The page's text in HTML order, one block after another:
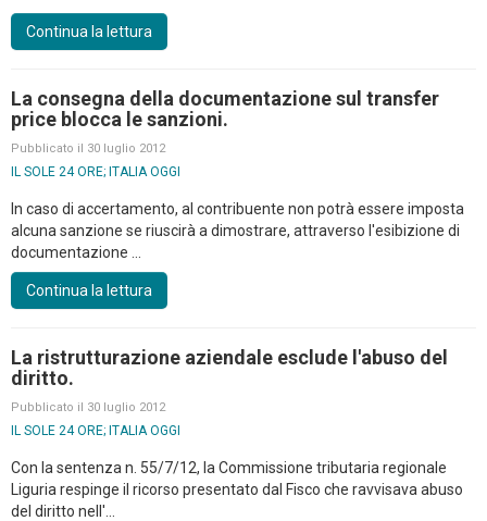
Continua la lettura
La consegna della documentazione sul transfer
price blocca le sanzioni.
Pubblicato il 30 luglio 2012
IL SOLE 24 ORE; ITALIA OGGI
In caso di accertamento, al contribuente non potrà essere imposta
alcuna sanzione se riuscirà a dimostrare, attraverso l'esibizione di
documentazione ...
Continua la lettura
La ristrutturazione aziendale esclude l'abuso del
diritto.
Pubblicato il 30 luglio 2012
IL SOLE 24 ORE; ITALIA OGGI
Con la sentenza n. 55/7/12, la Commissione tributaria regionale
Liguria respinge il ricorso presentato dal Fisco che ravvisava abuso
del diritto nell'...